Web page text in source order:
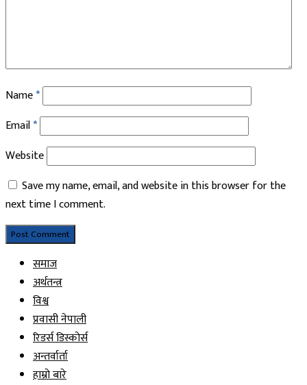
Name*
Email*
Website
Save my name, email, and website in this browser for the
next time I comment.
समाज
अर्थतन्त्र
विश्व
प्रवासी नेपाली
रिडर्स डिस्कोर्स
अन्तर्वार्ता
हाम्रो बारे